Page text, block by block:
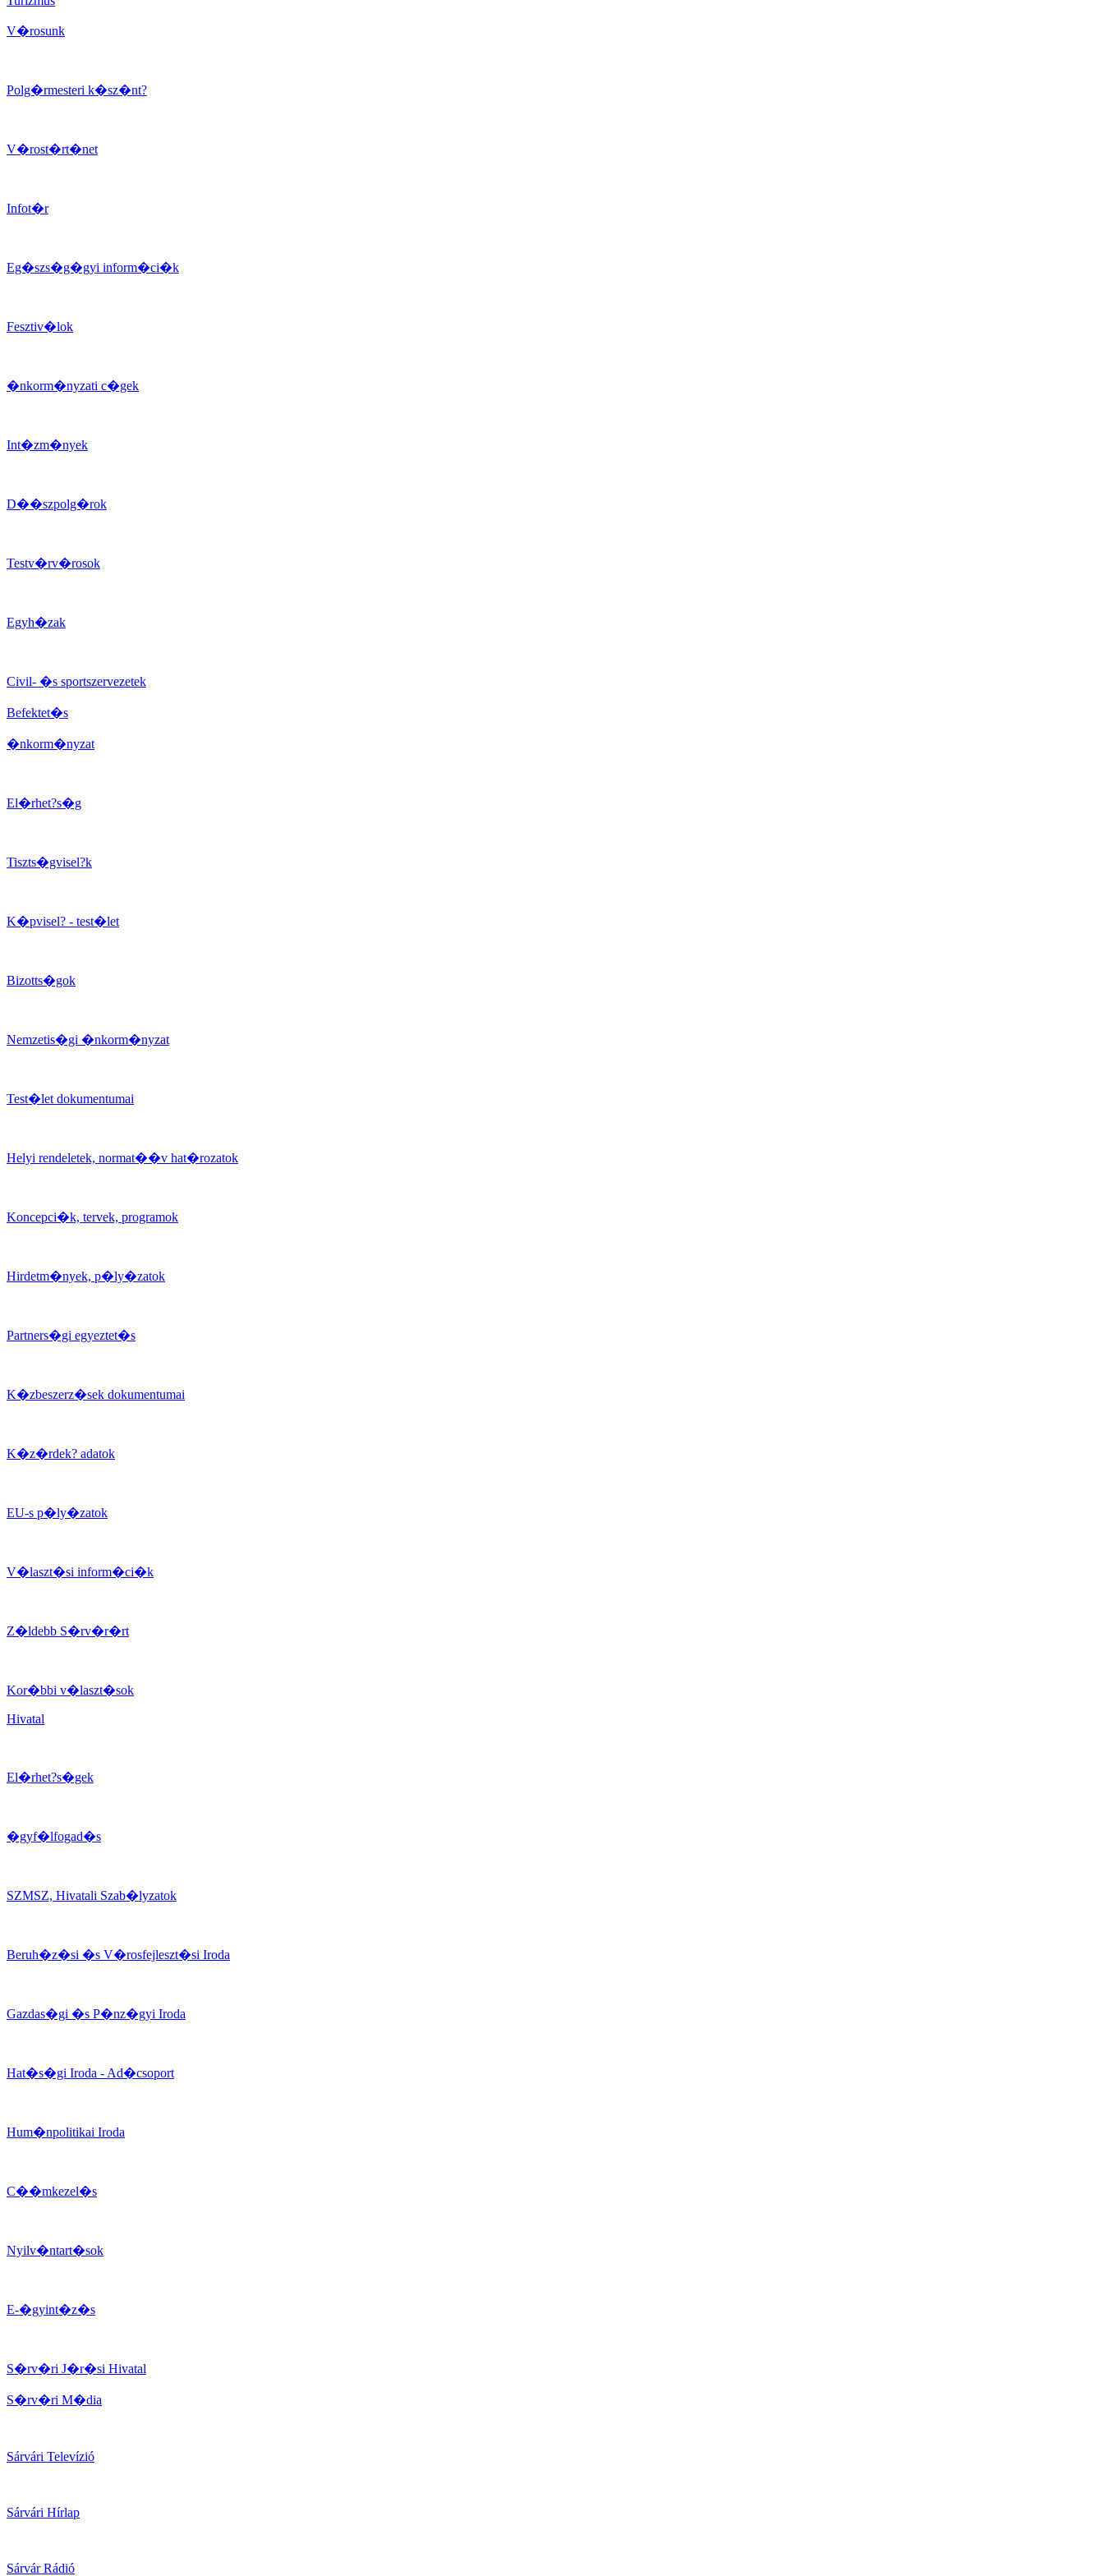
V�rosunk
Polg�rmesteri k�sz�nt?
V�rost�rt�net
Infot�r
Eg�szs�g�gyi inform�ci�k
Fesztiv�lok
�nkorm�nyzati c�gek
Int�zm�nyek
D��szpolg�rok
Testv�rv�rosok
Egyh�zak
Civil- �s sportszervezetek
Befektet�s
�nkorm�nyzat
El�rhet?s�g
Tiszts�gvisel?k
K�pvisel? - test�let
Bizotts�gok
Nemzetis�gi �nkorm�nyzat
Test�let dokumentumai
Helyi rendeletek, normat��v hat�rozatok
Koncepci�k, tervek, programok
Hirdetm�nyek, p�ly�zatok
Partners�gi egyeztet�s
K�zbeszerz�sek dokumentumai
K�z�rdek? adatok
EU-s p�ly�zatok
V�laszt�si inform�ci�k
Z�ldebb S�rv�r�rt
Kor�bbi v�laszt�sok
Hivatal
El�rhet?s�gek
�gyf�lfogad�s
SZMSZ, Hivatali Szab�lyzatok
Beruh�z�si �s V�rosfejleszt�si Iroda
Gazdas�gi �s P�nz�gyi Iroda
Hat�s�gi Iroda - Ad�csoport
Hum�npolitikai Iroda
C��mkezel�s
Nyilv�ntart�sok
E-�gyint�z�s
S�rv�ri J�r�si Hivatal
S�rv�ri M�dia
Sárvári Televízió
Sárvári Hírlap
Sárvár Rádió